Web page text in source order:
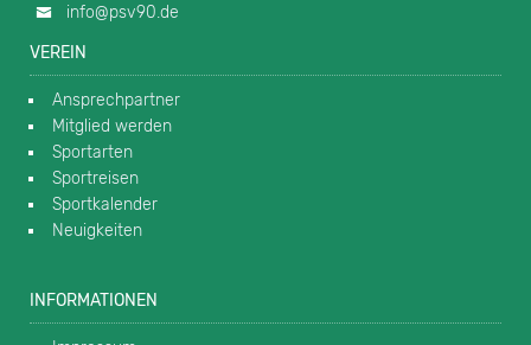
info@psv90.de
VEREIN
Ansprechpartner
Mitglied werden
Sportarten
Sportreisen
Sportkalender
Neuigkeiten
INFORMATIONEN